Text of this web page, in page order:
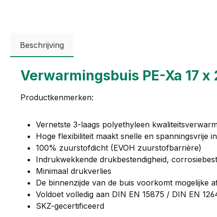
Beschrijving
Verwarmingsbuis PE-Xa 17
Productkenmerken:
Vernetste 3-laags polyethyleen
Hoge flexibiliteit maakt snelle en spanningsvrije
100% zuurstofdicht (EVOH zuurstofbarrière)
Indrukwekkende drukbestendigheid,
Minimaal drukverlies
De binnenzijde van de buis voorkomt mogelijke
Voldoet volledig aan DIN EN 15875 / DIN EN
SKZ-gecertificeerd